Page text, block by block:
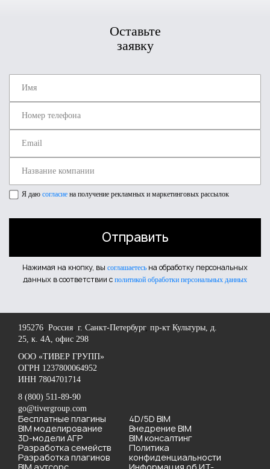
Оставьте
заявку
Я даю согласие на получение рекламных и маркетинговых рассылок
Нажимая на кнопку, вы соглашаетесь на обработку персональных
данных в соответствии с политикой обработки персональных данных
195276, Россия, г. Санкт-Петербург, пр-кт Культуры, д.
25, к. 4А, офис 298
OOO «ТИВЕР ГРУПП»
ОГРН 1237800064952
ИНН 7804701714
8 (800) 511-89-90
go@tivergroup.com
Бесплатные плагины
BIM моделирование
3D-модели АГР
Разработка семейств
Разработка плагинов
4D/5D BIM
Внедрение BIM
BIM консалтинг
Политика
конфиденциальности